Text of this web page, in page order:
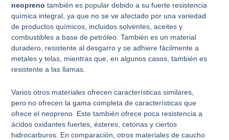
neopreno también es popular debido a su fuerte resistencia
química integral, ya que no se ve afectado por una variedad
de productos químicos, incluidos solventes, aceites y
combustibles a base de petróleo. También es un material
duradero, resistente al desgarro y se adhiere fácilmente a
metales y telas, mientras que, en algunos casos, también es
resistente a las llamas.
Varios otros materiales ofrecen características similares,
pero no ofrecen la gama completa de características que
ofrece el neopreno. Este también ofrece poca resistencia a
ácidos oxidantes fuertes, ésteres, cetonas y ciertos
hidrocarburos. En comparación, otros materiales de caucho